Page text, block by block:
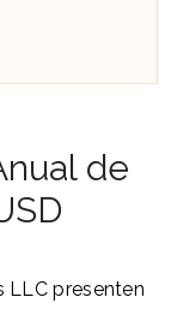
de
LLC presenten